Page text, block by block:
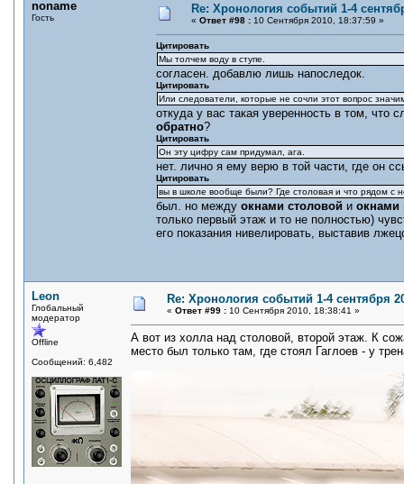
noname
Гость
Re: Хронология событий 1-4
« Ответ #98 : 10 Сентября 2010, 18:37:59 »
Цитировать
Мы толчем воду в ступе.
согласен. добавлю лишь напоследок.
Цитировать
Или следователи, которые не сочли этот вопрос
откуда у вас такая уверенность в том, что
обратно?
Цитировать
Он эту цифру сам придумал, ага.
нет. лично я ему верю в той части, где он
Цитировать
вы в школе вообще были? Где столовая и что рядом с
был. но между окнами столовой и окнами
только первый этаж и то не полностью)
его показания нивелировать, выставив
Leon
Глобальный
модератор
Offline
Сообщений: 6,482
Re: Хронология событий 1-4 сентября
« Ответ #99 : 10 Сентября 2010, 18:38:41 »
А вот из холла над столовой, второй этаж. К
место был только там, где стоял Гаглоев - у